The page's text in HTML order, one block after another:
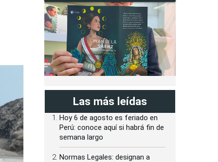
Las más leídas
Hoy 6 de agosto es feriado en
Perú: conoce aquí si habrá fin de
semana largo
Normas Legales: designan a